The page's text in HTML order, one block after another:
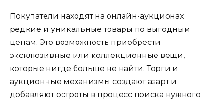
Покупатели находят на онлайн-аукционах
редкие и уникальные товары по выгодным
ценам. Это возможность приобрести
эксклюзивные или коллекционные вещи,
которые нигде больше не найти. Торги и
аукционные механизмы создают азарт и
добавляют остроты в процесс поиска нужного